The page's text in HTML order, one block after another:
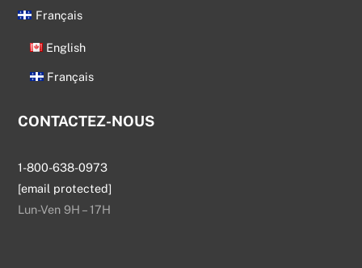
Français
English
Français
CONTACTEZ-NOUS
1-800-638-0973
[email protected]
Lun-Ven 9H – 17H